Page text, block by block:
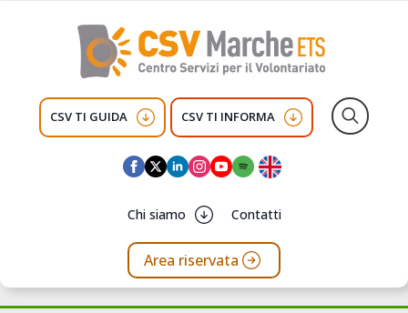
CSV TI GUIDA CSV TI INFORMA
Chi siamo Contatti
Area riservata